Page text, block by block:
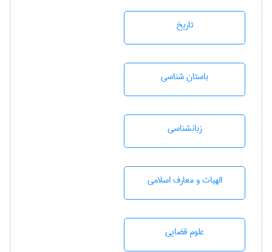
تاريخ
باستان شناسی
زبانشناسی
الهیات و معارف اسلامی
علوم قضایی